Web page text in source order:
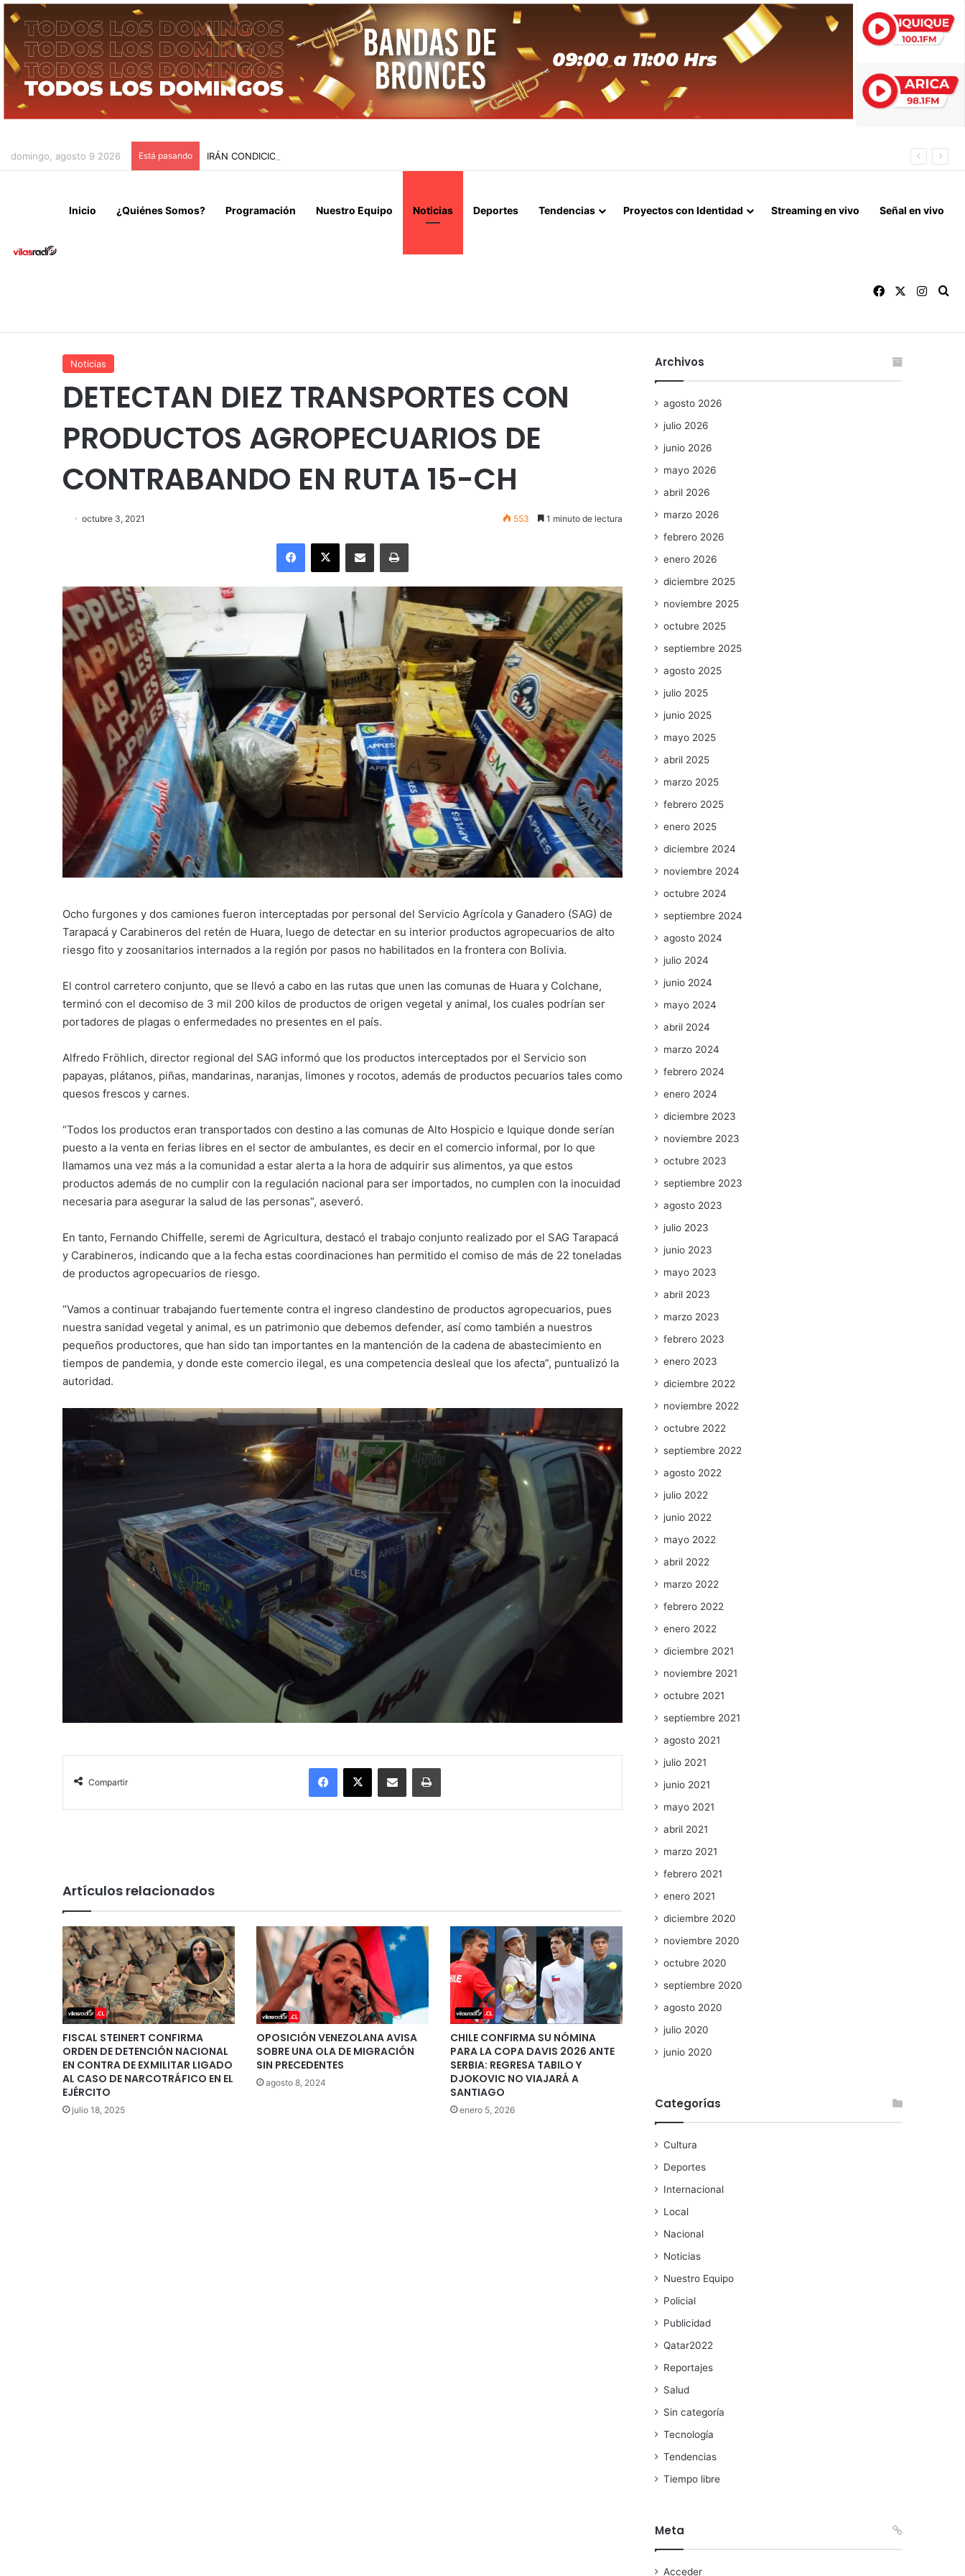
domingo, agosto 9 2026 Está pasando IRÁN CONDICIONA LA REAPERTURA DEL ESTRECHO DE ORMUZ Y EXIGE A ESTADOS UNIDOS EL FIN DEL BLOQUEO Y REPARACIONES DE GUERRA
Inicio ¿Quiénes Somos? Programación Nuestro Equipo Noticias Deportes Tendencias Proyectos con Identidad Streaming en vivo Señal en vivo
Facebook
Noticias
DETECTAN DIEZ TRANSPORTES CON
PRODUCTOS AGROPECUARIOS DE
CONTRABANDO EN RUTA 15-CH
octubre 3, 2021 553 1 minuto de lectura
Facebook
X Enviar vía email Imprimir
Ocho furgones y dos camiones fueron interceptadas por personal del Servicio Agrícola y Ganadero (SAG) de
Tarapacá y Carabineros del retén de Huara, luego de detectar en su interior productos agropecuarios de alto
riesgo fito y zoosanitarios internados a la región por pasos no habilitados en la frontera con Bolivia.
El control carretero conjunto, que se llevó a cabo en las rutas que unen las comunas de Huara y Colchane,
terminó con el decomiso de 3 mil 200 kilos de productos de origen vegetal y animal, los cuales podrían ser
portadores de plagas o enfermedades no presentes en el país.
Alfredo Fröhlich, director regional del SAG informó que los productos interceptados por el Servicio son
papayas, plátanos, piñas, mandarinas, naranjas, limones y rocotos, además de productos pecuarios tales como
quesos frescos y carnes.
“Todos los productos eran transportados con destino a las comunas de Alto Hospicio e Iquique donde serían
puesto a la venta en ferias libres en el sector de ambulantes, es decir en el comercio informal, por lo que
llamamos una vez más a la comunidad a estar alerta a la hora de adquirir sus alimentos, ya que estos
productos además de no cumplir con la regulación nacional para ser importados, no cumplen con la inocuidad
necesaria para asegurar la salud de las personas”, aseveró.
En tanto, Fernando Chiffelle, seremi de Agricultura, destacó el trabajo conjunto realizado por el SAG Tarapacá
y Carabineros, indicando que a la fecha estas coordinaciones han permitido el comiso de más de 22 toneladas
de productos agropecuarios de riesgo.
“Vamos a continuar trabajando fuertemente contra el ingreso clandestino de productos agropecuarios, pues
nuestra sanidad vegetal y animal, es un patrimonio que debemos defender, así como también a nuestros
pequeños productores, que han sido tan importantes en la mantención de la cadena de abastecimiento en
tiempos de pandemia, y donde este comercio ilegal, es una competencia desleal que los afecta”, puntualizó la
autoridad.
Compartir
Facebook
X Enviar vía email Imprimir
Artículos relacionados
FISCAL STEINERT CONFIRMA
ORDEN DE DETENCIÓN NACIONAL
EN CONTRA DE EXMILITAR LIGADO
AL CASO DE NARCOTRÁFICO EN EL
EJÉRCITO
julio 18, 2025
OPOSICIÓN VENEZOLANA AVISA
SOBRE UNA OLA DE MIGRACIÓN
SIN PRECEDENTES
agosto 8, 2024
CHILE CONFIRMA SU NÓMINA
PARA LA COPA DAVIS 2026 ANTE
SERBIA: REGRESA TABILO Y
DJOKOVIC NO VIAJARÁ A
SANTIAGO
enero 5, 2026
Archivos
agosto 2026
julio 2026
junio 2026
mayo 2026
abril 2026
marzo 2026
febrero 2026
enero 2026
diciembre 2025
noviembre 2025
octubre 2025
septiembre 2025
agosto 2025
julio 2025
junio 2025
mayo 2025
abril 2025
marzo 2025
febrero 2025
enero 2025
diciembre 2024
noviembre 2024
octubre 2024
septiembre 2024
agosto 2024
julio 2024
junio 2024
mayo 2024
abril 2024
marzo 2024
febrero 2024
enero 2024
diciembre 2023
noviembre 2023
octubre 2023
septiembre 2023
agosto 2023
julio 2023
junio 2023
mayo 2023
abril 2023
marzo 2023
febrero 2023
enero 2023
diciembre 2022
noviembre 2022
octubre 2022
septiembre 2022
agosto 2022
julio 2022
junio 2022
mayo 2022
abril 2022
marzo 2022
febrero 2022
enero 2022
diciembre 2021
noviembre 2021
octubre 2021
septiembre 2021
agosto 2021
julio 2021
junio 2021
mayo 2021
abril 2021
marzo 2021
febrero 2021
enero 2021
diciembre 2020
noviembre 2020
octubre 2020
septiembre 2020
agosto 2020
julio 2020
junio 2020
Categorías
Cultura
Deportes
Internacional
Local
Nacional
Noticias
Nuestro Equipo
Policial
Publicidad
Qatar2022
Reportajes
Salud
Sin categoría
Tecnología
Tendencias
Tiempo libre
Meta
Acceder